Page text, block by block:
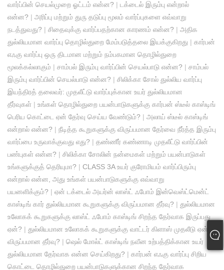
வார்ப்பின் செயல்முறை ஓட்டம் என்ன? | டக்டைல் ​​இரும்பு என்றால்
என்ன? | அரிப்பு மற்றும் துரு தடுப்பு மூலம் வார்ப்புகளை எவ்வாறு
நடத்துவது? | சிதைவுக்கு வார்ப்பதற்கான காரணம் என்ன? | அதிக
துல்லியமான வார்ப்பு தொழில்துறை மேம்படுத்தலை இயக்குகிறது | கார்பன்
எஃகு வார்ப்பு ஒரு திடமான மற்றும் நம்பகமான தொழில்துறை
மூலக்கல்லாகும் | சாம்பல் இரும்பு வார்ப்பின் செயல்பாடு என்ன? | சாம்பல்
இரும்பு வார்ப்பின் செயல்பாடு என்ன? | சிலிக்கா சோல் துல்லிய வார்ப்பு
இயந்திரத் தலைவர்: முதலீட்டு வார்ப்புக்கான உயர் துல்லியமான
தீர்வுகள் | உங்கள் தொழில்துறை பயன்பாடுகளுக்கு கார்பன் ஸ்டீல் காஸ்டிங்
பெரிய கொட்டை ஏன் தேர்வு செய்ய வேண்டும்? | அலாய் ஸ்டீல் காஸ்டிங்
என்றால் என்ன? | நீடித்த கூறுகளுக்கு விருப்பமான தேர்வை நீர்த்த இரும்பு
வார்ப்பை உருவாக்குவது எது? | தண்ணீர் கண்ணாடி முதலீட்டு வார்ப்பின்
பண்புகள் என்ன? | சிலிக்கா சோலின் நன்மைகள் மற்றும் பயன்பாடுகள்
உங்களுக்குத் தெரியுமா? | CLASS 3A உயர் குரோமியம் வார்ப்பிரும்பு
என்றால் என்ன, அது உங்கள் பயன்பாடுகளுக்கு எவ்வாறு
பயனளிக்கும்? | ஏன் டக்டைல் ​​அயர்ன் லாஸ்ட் ஃபோம் இன்வெஸ்ட்மென்ட்
காஸ்டிங் கார் துல்லியமான கூறுகளுக்கு விருப்பமான தீர்வு? | துல்லியமான
உலோகக் கூறுகளுக்கு லாஸ்ட் ஃபோம் காஸ்டிங் சிறந்த தேர்வாக இருப்பது
ஏன்? | துல்லியமான உலோகக் கூறுகளுக்கு வாட்டர் கிளாஸ் முதலீடு ஏன்
விருப்பமான தீர்வு? | ஷெல் மோல்ட் காஸ்டிங் நவீன உற்பத்திக்கான உயர்
துல்லியமான தேர்வாக என்ன செய்கிறது? | கார்பன் எஃகு வார்ப்பு சிறிய
கொட்டை தொழில்துறை பயன்பாடுகளுக்கான சிறந்த தேர்வாக